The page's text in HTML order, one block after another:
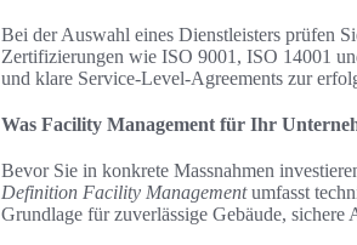
Bei der Auswahl eines Dienstleisters prüfen
Zertifizierungen wie ISO 9001, ISO 14001
und klare Service-Level-Agreements zur
Was Facility Management für Ihr
Bevor Sie in konkrete Massnahmen
Definition Facility Managementumfasst
Grundlage für zuverlässige Gebäude, sichere